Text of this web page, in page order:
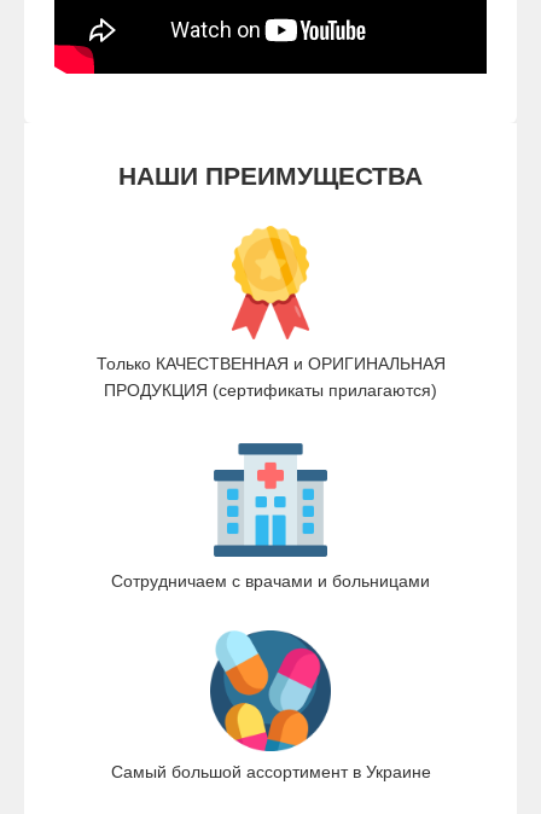
НАШИ ПРЕИМУЩЕСТВА
Только КАЧЕСТВЕННАЯ и ОРИГИНАЛЬНАЯ
ПРОДУКЦИЯ (сертификаты прилагаются)
Сотрудничаем с врачами и больницами
Самый большой ассортимент в Украине